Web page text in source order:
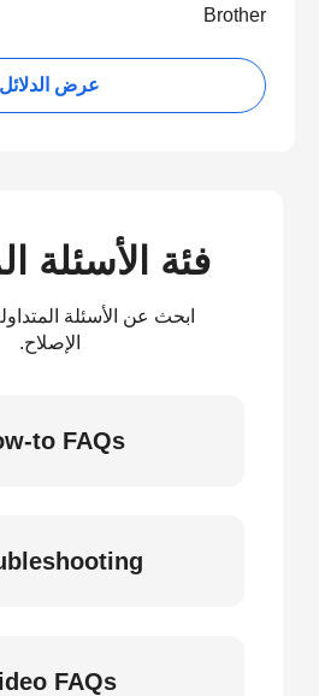
Brother
عرض الدلائل
فئة الأسئلة
ابحث عن الأسئلة
الإصلاح.
to FAQs
FAQs